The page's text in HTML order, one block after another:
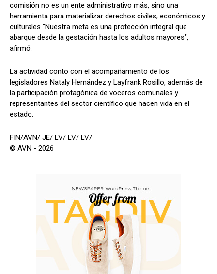
comisión no es un ente administrativo más, sino una
herramienta para materializar derechos civiles, económicos y
culturales "Nuestra meta es una protección integral que
abarque desde la gestación hasta los adultos mayores",
afirmó.
La actividad contó con el acompañamiento de los
legisladores Nataly Hernández y Layfrank Rosillo, además de
la participación protagónica de voceros comunales y
representantes del sector científico que hacen vida en el
estado.
FIN/AVN/ JE/ LV/ LV/ LV/
© AVN - 2026